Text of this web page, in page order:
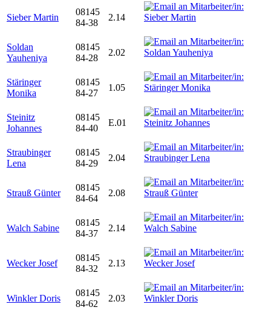
Sieber Martin
08145
84-38
2.14
Soldan
Yauheniya
08145
84-28
2.02
Stäringer
Monika
08145
84-27
1.05
Steinitz
Johannes
08145
84-40
E.01
Straubinger
Lena
08145
84-29
2.04
Strauß Günter
08145
84-64
2.08
Walch Sabine
08145
84-37
2.14
Wecker Josef
08145
84-32
2.13
Winkler Doris
08145
84-62
2.03